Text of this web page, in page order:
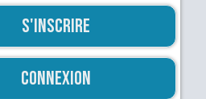
S'inscrire
Connexion